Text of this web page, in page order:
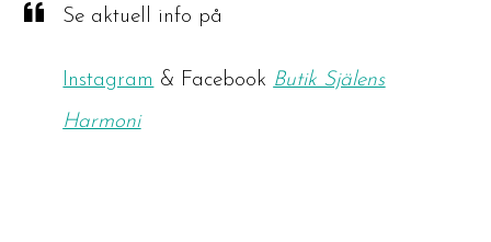
Se aktuell info på
Instagram & Facebook Butik Själens
Harmoni